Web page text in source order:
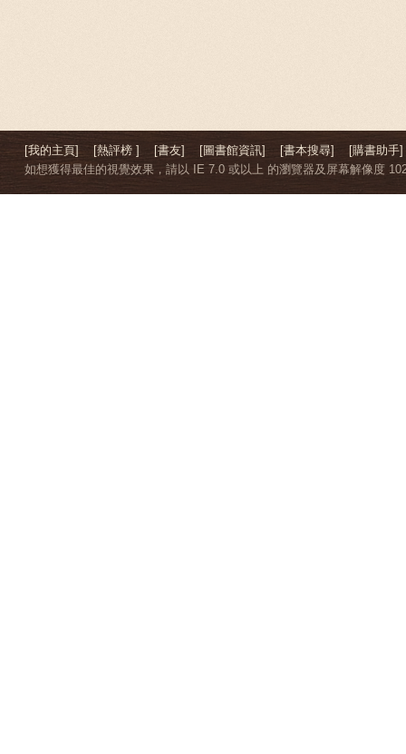
[我的主頁] [熱評榜 ] [書友] [圖書館資訊] [書本搜尋]
[購書助手]
如想獲得最佳的視覺效果，請以 IE 7.0 或以上 的瀏覽器及屏幕解像度